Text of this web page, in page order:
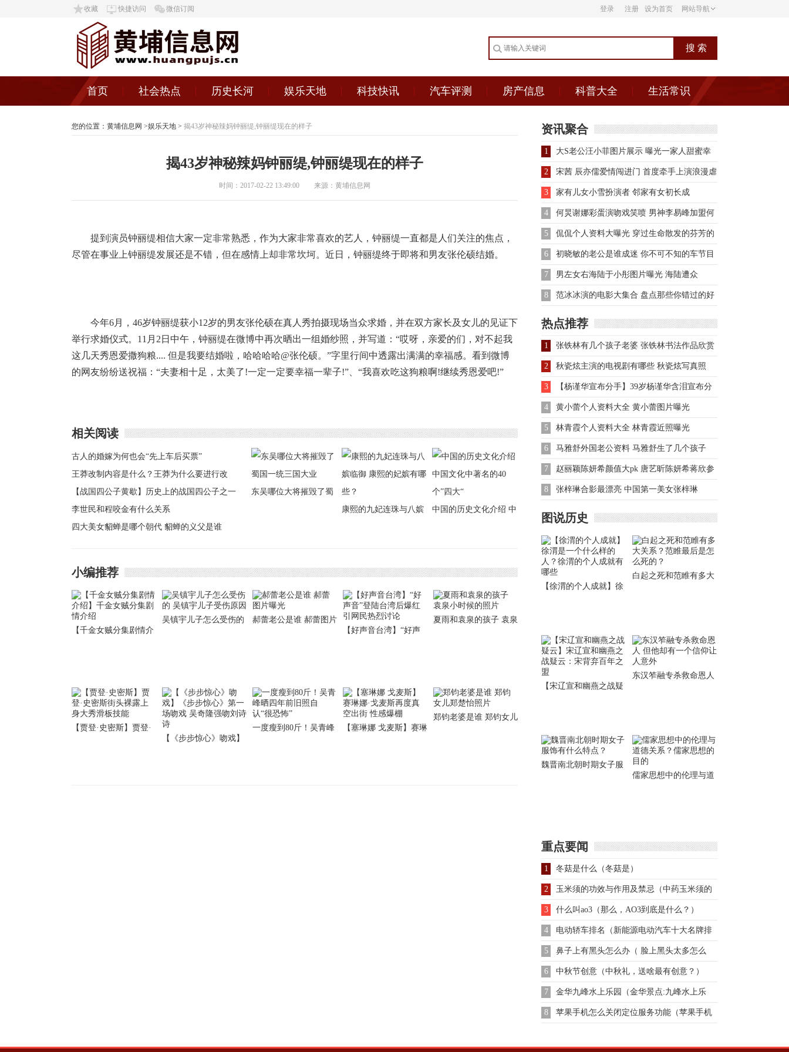
收藏 快捷访问 微信订阅 登录 注册 设为首页 网站导航
首页 社会热点 历史长河 娱乐天地 科技快讯 汽车评测 房产信息 科普大全 生活常识
您的位置： 黄埔信息网 >娱乐天地 > 揭43岁神秘辣妈钟丽缇,钟丽缇现在的样子
揭43岁神秘辣妈钟丽缇,钟丽缇现在的样子
时间：2017-02-22 13:49:00 来源：黄埔信息网
提到演员钟丽缇相信大家一定非常熟悉，作为大家非常喜欢的艺人，钟丽缇一直都是人们关注的焦点，
尽管在事业上钟丽缇发展还是不错，但在感情上却非常坎坷。近日，钟丽缇终于即将和男友张伦硕结婚。
今年6月，46岁钟丽缇获小12岁的男友张伦硕在真人秀拍摄现场当众求婚，并在双方家长及女儿的见证下
举行求婚仪式。11月2日中午，钟丽缇在微博中再次晒出一组婚纱照，并写道：“哎呀，亲爱的们，对不起我
这几天秀恩爱撒狗粮.... 但是我要结婚啦，哈哈哈哈@张伦硕。”字里行间中透露出满满的幸福感。看到微博
的网友纷纷送祝福：“夫妻相十足，太美了!一定一定要幸福一辈子!”、“我喜欢吃这狗粮啊!继续秀恩爱吧!”
相关阅读
古人的婚嫁为何也会“先上车后买票”
王莽改制内容是什么？王莽为什么要进行改
革？
【战国四公子黄歇】历史上的战国四公子之一
黄歇为何会身死家灭
李世民和程咬金有什么关系
四大美女貂蝉是哪个朝代 貂蝉的义父是谁
东吴哪位大将摧毁了蜀
康熙的九妃连珠与八嫔
中国的历史文化介绍 中
小编推荐
【千金女贼分集剧情介
吴镇宇儿子怎么受伤的
郝蕾老公是谁 郝蕾图片
【好声音台湾】“好声
夏雨和袁泉的孩子 袁泉
【贾登·史密斯】贾登·
【《步步惊心》吻戏】
一度瘦到80斤！吴青峰
【塞琳娜 戈麦斯】赛琳
郑钧老婆是谁 郑钧女儿
资讯聚合
1 大S老公汪小菲图片展示 曝光一家人甜蜜幸
福生活
2 宋茜 辰亦儒爱情闯进门 首度牵手上演浪漫虐
恋
3 家有儿女小雪扮演者 邻家有女初长成
4 何炅谢娜彩蛋演吻戏笑喷 男神李易峰加盟何
炅首部执导电影
5 侃侃个人资料大曝光 穿过生命散发的芬芳的
女歌手
6 初晓敏的老公是谁成迷 你不可不知的车节目
主持人资料
7 男左女右海陆于小彤图片曝光 海陆遭众
人“调侃”机智回应
8 范冰冰演的电影大集合 盘点那些你错过的好
热点推荐
1 张铁林有几个孩子老婆 张铁林书法作品欣赏
图
2 秋瓷炫主演的电视剧有哪些 秋瓷炫写真照
3 【杨谨华宣布分手】39岁杨谨华含泪宣布分
手：关系退回到好朋友
4 黄小蕾个人资料大全 黄小蕾图片曝光
5 林青霞个人资料大全 林青霞近照曝光
6 马雅舒外国老公资料 马雅舒生了几个孩子
7 赵丽颖陈妍希颜值大pk 唐艺昕陈妍希蒋欣参
加节目
8 张梓琳合影最漂亮 中国第一美女张梓琳
图说历史
【徐渭的个人成就】徐
白起之死和范睢有多大
【宋辽宣和幽燕之战疑
东汉笮融专杀救命恩人
魏晋南北朝时期女子服
儒家思想中的伦理与道
重点要闻
1 冬菇是什么（冬菇是）
2 玉米须的功效与作用及禁忌（中药玉米须的
功效与作用禁忌症）
3 什么叫ao3（那么，AO3到底是什么？）
4 电动轿车排名（新能源电动汽车十大名牌排
名及价格表）
5 鼻子上有黑头怎么办（ 脸上黑头太多怎么
办）
6 中秋节创意（中秋礼，送啥最有创意？）
7 金华九峰水上乐园（金华景点:九峰水上乐
园）
8 苹果手机怎么关闭定位服务功能（苹果手机